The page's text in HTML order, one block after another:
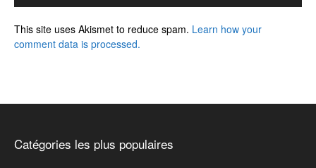
This site uses Akismet to reduce spam. Learn how your
comment data is processed.
Catégories les plus populaires